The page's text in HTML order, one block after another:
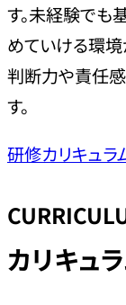
す。未経験でも
めていける環境
判断力や責任感
す。
研修カリキュラ
カリキュ